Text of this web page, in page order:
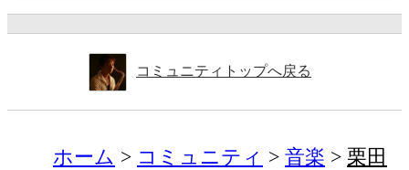
コミュニティトップへ戻る
ホーム コミュニティ 音楽
栗田